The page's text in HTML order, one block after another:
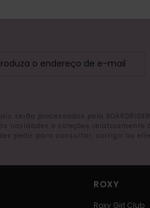
processados pela
novidades e coleções relativamente à
pedir para consultar, corrigir ou
ROXY
Roxy Girl Club